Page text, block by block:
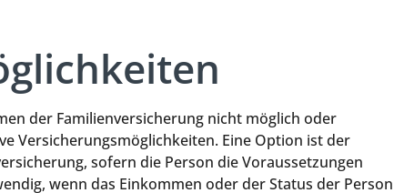
der Familienversicherung nicht möglich oder
Versicherungsmöglichkeiten. Eine Option ist der
sofern die Person die Voraussetzungen
wenn das Einkommen oder der Status der Person